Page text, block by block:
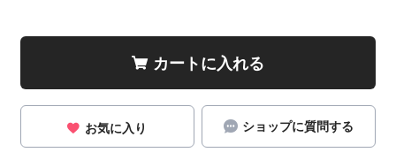
カートに入れる
お気に入り ショップに質問する